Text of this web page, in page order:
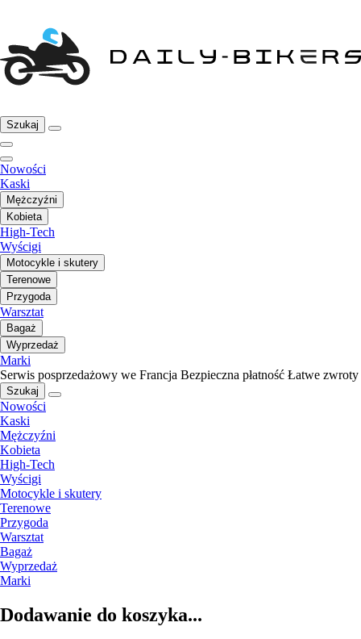
Szukaj
Nowości
Kaski
Mężczyźni
Kobieta
High-Tech
Wyścigi
Motocykle i skutery
Terenowe
Przygoda
Warsztat
Bagaż
Wyprzedaż
Marki
Serwis posprzedażowy we Francja Bezpieczna płatność Łatwe zwroty
Szukaj
Nowości
Kaski
Mężczyźni
Kobieta
High-Tech
Wyścigi
Motocykle i skutery
Terenowe
Przygoda
Warsztat
Bagaż
Wyprzedaż
Marki
Dodawanie do koszyka...